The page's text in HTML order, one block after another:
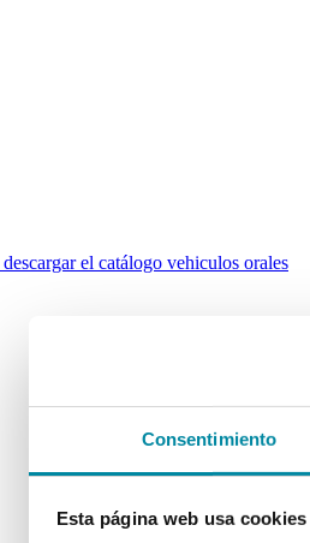
Consentimiento
Esta página web usa cookies
descargar el catálogo vehiculos orales